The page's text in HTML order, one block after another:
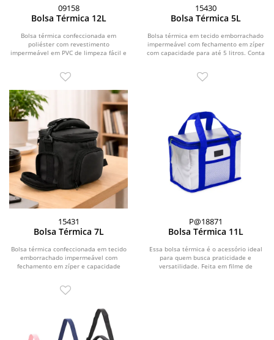
09158
Bolsa Térmica 12L
Bolsa térmica confeccionada em
poliéster com revestimento
impermeável em PVC de limpeza fácil e
15430
Bolsa Térmica 5L
Bolsa térmica em tecido emborrachado
impermeável com fechamento em zíper
com capacidade para até 5 litros. Conta
15431
Bolsa Térmica 7L
Bolsa térmica confeccionada em tecido
emborrachado impermeável com
fechamento em zíper e capacidade
P@18871
Bolsa Térmica 11L
Essa bolsa térmica é o acessório ideal
para quem busca praticidade e
versatilidade. Feita em filme de